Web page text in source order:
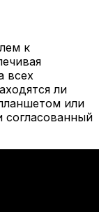
к
всех
ли
или